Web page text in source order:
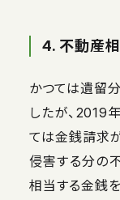
4. 不動産
かつては遺留
したが、2019
ては金銭請求
侵害する分の
相当する金銭